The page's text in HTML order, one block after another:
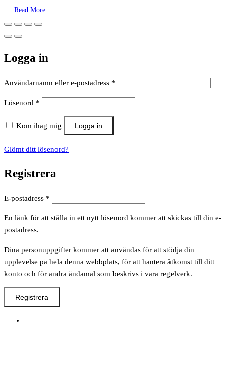
Read More
Logga in
Användarnamn eller e-postadress *
Lösenord *
Kom ihåg mig Logga in
Glömt ditt lösenord?
Registrera
E-postadress *
En länk för att ställa in ett nytt lösenord kommer att skickas till din e-
postadress.
Dina personuppgifter kommer att användas för att stödja din
upplevelse på hela denna webbplats, för att hantera åtkomst till ditt
konto och för andra ändamål som beskrivs i våra regelverk.
Registrera